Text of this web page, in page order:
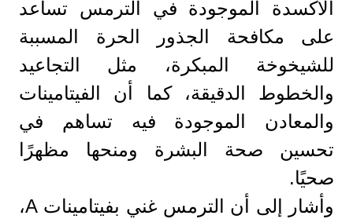
الأكسدة الموجودة في الترمس تساعد
على مكافحة الجذور الحرة المسببة
للشيخوخة المبكرة، مثل التجاعيد
والخطوط الدقيقة، كما أن الفيتامينات
والمعادن الموجودة فيه تساهم في
تحسين صحة البشرة ومنحها مظهرًا
صحيًا.
وأشار إلى أن الترمس غني بفيتامينات A،